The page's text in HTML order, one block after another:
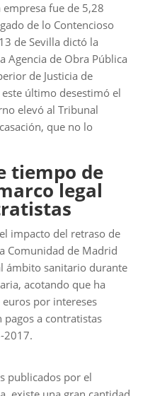
fue de 5,28
de lo Contencioso
de Sevilla dictó la
Agencia de Obra Pública
de Justicia de
último desestimó el
elevó al Tribunal
que no lo
tiempo de
legal
impacto del retraso de
Comunidad de Madrid
ámbito sanitario durante
acotando que ha
por intereses
pagos a contratistas
2017.
publicados por el